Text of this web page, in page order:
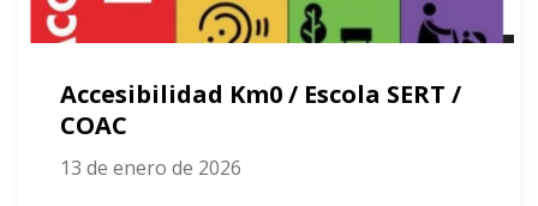
Accesibilidad Km0 / Escola SERT /
COAC
13 de enero de 2026